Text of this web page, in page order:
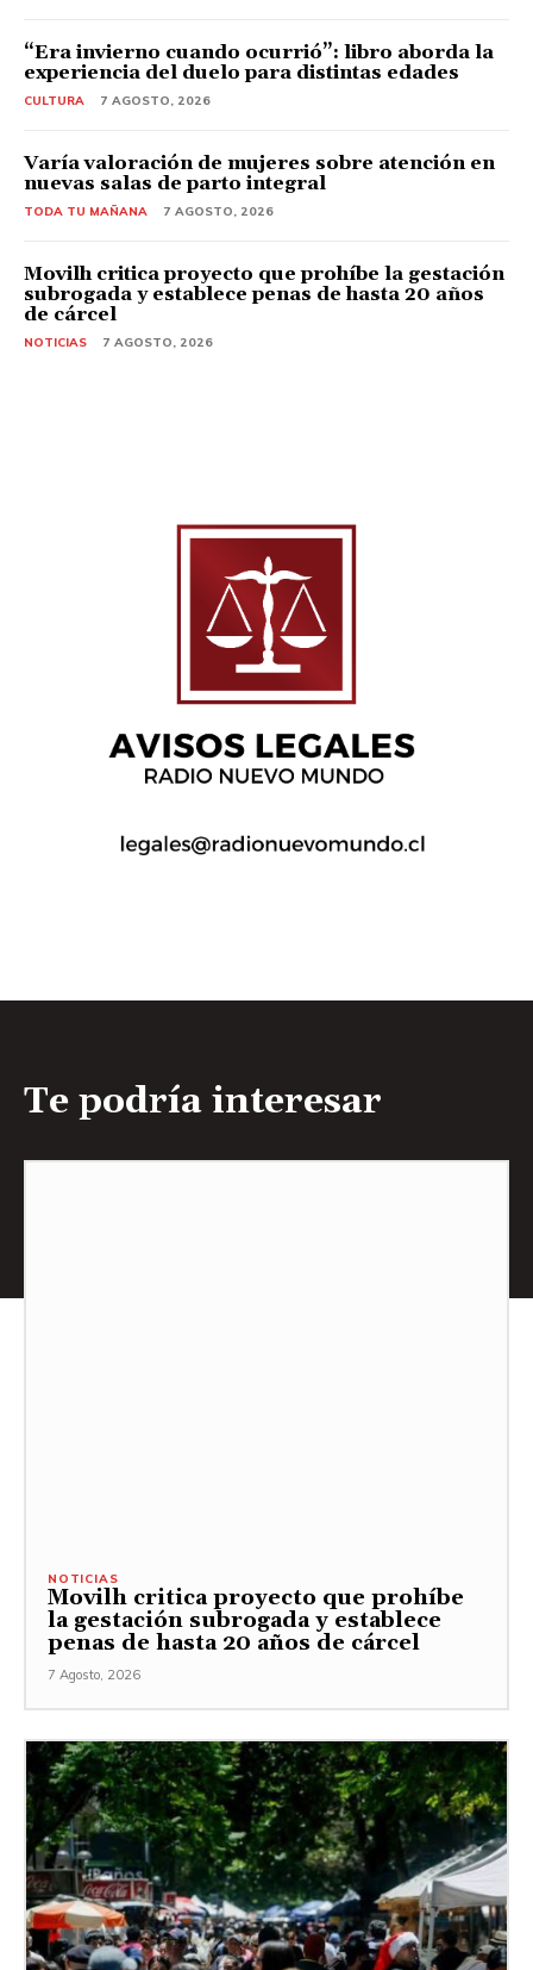
“Era invierno cuando ocurrió”: libro aborda la
experiencia del duelo para distintas edades
CULTURA 7 AGOSTO, 2026
Varía valoración de mujeres sobre atención en
nuevas salas de parto integral
TODA TU MAÑANA 7 AGOSTO, 2026
Movilh critica proyecto que prohíbe la gestación
subrogada y establece penas de hasta 20 años
de cárcel
NOTICIAS 7 AGOSTO, 2026
Te podría interesar
NOTICIAS
Movilh critica proyecto que prohíbe
la gestación subrogada y establece
penas de hasta 20 años de cárcel
7 Agosto, 2026